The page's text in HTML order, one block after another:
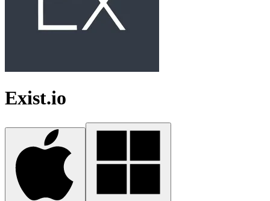
Exist.io